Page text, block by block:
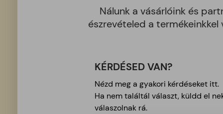
Nálunk a vásárlóink és
észrevételed a
KÉRDÉSED VAN?
Nézd meg a gyakori kérdéseket itt.
Ha nem találtál választ, küldd el
válaszolnak rá.